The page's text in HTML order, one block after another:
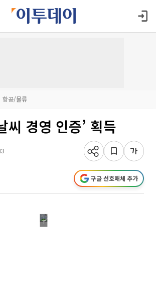
항공/물류
씨 경영 인증’ 획득
구글 선호매체 추가